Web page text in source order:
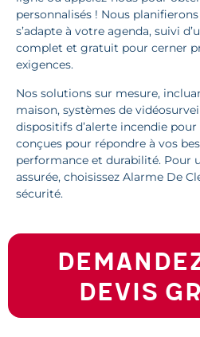
personnalisés ! Nous
s’adapte à votre agenda, suivi
complet et gratuit pour cerner
exigences.
Nos solutions sur mesure,
maison, systèmes de
dispositifs d’alerte incendie
conçues pour répondre à vos
performance et durabilité. Pour
assurée, choisissez Alarme De
sécurité.
devis